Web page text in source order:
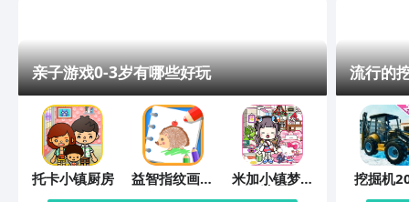
亲子游戏0-3岁有哪些好玩
托卡小镇厨房 益智指纹画画
板
米加小镇梦幻
世界
流行的
挖掘机